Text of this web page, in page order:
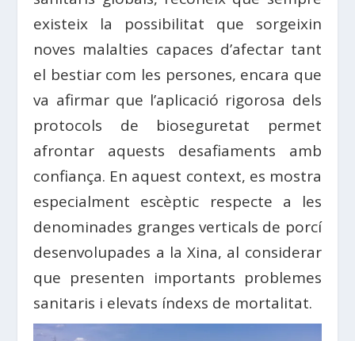
existeix la possibilitat que sorgeixin
noves malalties capaces d’afectar tant
el bestiar com les persones, encara que
va afirmar que l’aplicació rigorosa dels
protocols de bioseguretat permet
afrontar aquests desafiaments amb
confiança. En aquest context, es mostra
especialment escèptic respecte a les
denominades granges verticals de porcí
desenvolupades a la Xina, al considerar
que presenten importants problemes
sanitaris i elevats índexs de mortalitat.